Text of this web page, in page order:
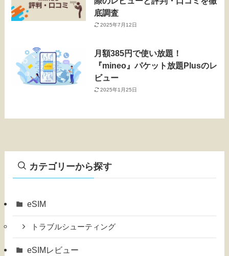
底調査
2025年7月12日
月額385円で使い放題！
『mineo』パケット放題Plusのレ
ビュー
2025年1月25日
カテゴリーから探す
eSIM
トラブルシューティング
eSIMレビュー